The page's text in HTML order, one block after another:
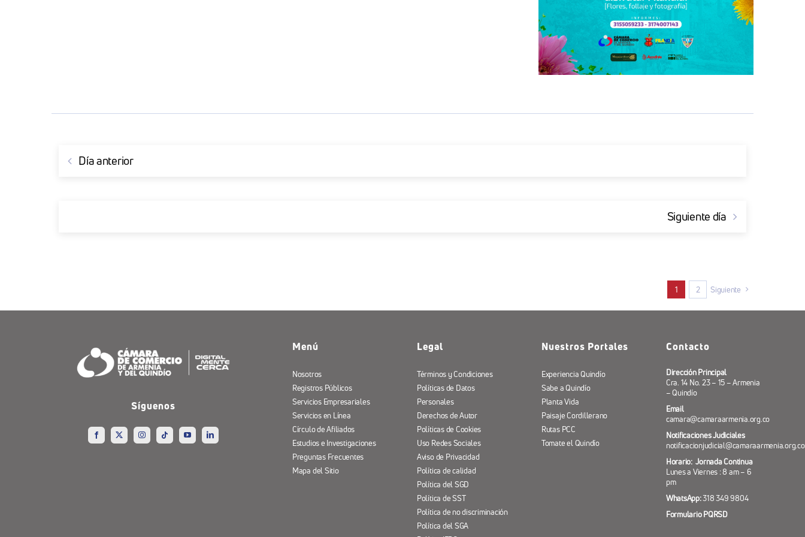
Día anterior
Siguiente día
1 2 Siguiente
Síguenos
Menú
Nosotros
Registros Públicos
Servicios Empresariales
Servicios en Línea
Círculo de Afiliados
Estudios e Investigaciones
Preguntas Frecuentes
Mapa del Sitio
Legal
Términos y Condiciones
Políticas de Datos
Personales
Derechos de Autor
Políticas de Cookies
Uso Redes Sociales
Aviso de Privacidad
Política de calidad
Política del SGD
Política de SST
Política de no discriminación
Política del SGA
Nuestros Portales
Experiencia Quindío
Sabe a Quindío
Planta Vida
Paisaje Cordillerano
Rutas PCC
Tomate el Quindío
Contacto
Dirección Principal
Cra. 14 No. 23 – 15 – Armenia
– Quindío
Email
camara@camaraarmenia.org.co
Notificaciones Judiciales
notificacionjudicial@camaraarmenia.org.co
Horario: Jornada Continua
Lunes a Viernes : 8 am – 6
pm
WhatsApp:318 349 9804
Formulario PQRSD